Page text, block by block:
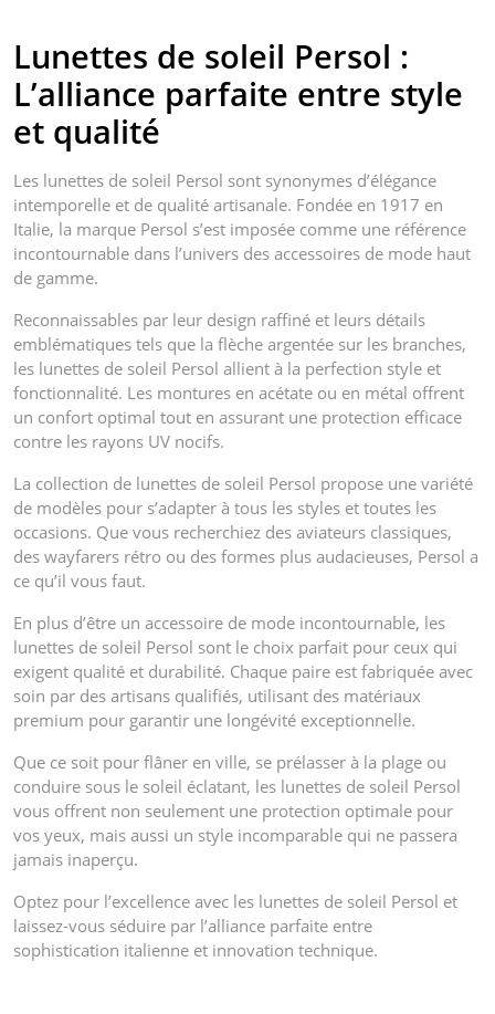
Lunettes de soleil Persol :
L’alliance parfaite entre style
et qualité
Les lunettes de soleil Persol sont synonymes d’élégance
intemporelle et de qualité artisanale. Fondée en 1917 en
Italie, la marque Persol s’est imposée comme une référence
incontournable dans l’univers des accessoires de mode haut
de gamme.
Reconnaissables par leur design raffiné et leurs détails
emblématiques tels que la flèche argentée sur les branches,
les lunettes de soleil Persol allient à la perfection style et
fonctionnalité. Les montures en acétate ou en métal offrent
un confort optimal tout en assurant une protection efficace
contre les rayons UV nocifs.
La collection de lunettes de soleil Persol propose une variété
de modèles pour s’adapter à tous les styles et toutes les
occasions. Que vous recherchiez des aviateurs classiques,
des wayfarers rétro ou des formes plus audacieuses, Persol a
ce qu’il vous faut.
En plus d’être un accessoire de mode incontournable, les
lunettes de soleil Persol sont le choix parfait pour ceux qui
exigent qualité et durabilité. Chaque paire est fabriquée avec
soin par des artisans qualifiés, utilisant des matériaux
premium pour garantir une longévité exceptionnelle.
Que ce soit pour flâner en ville, se prélasser à la plage ou
conduire sous le soleil éclatant, les lunettes de soleil Persol
vous offrent non seulement une protection optimale pour
vos yeux, mais aussi un style incomparable qui ne passera
jamais inaperçu.
Optez pour l’excellence avec les lunettes de soleil Persol et
laissez-vous séduire par l’alliance parfaite entre
sophistication italienne et innovation technique.